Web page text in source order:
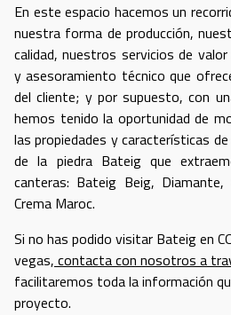
En este espacio hacemos un
nuestra forma de producción,
calidad, nuestros servicios de
y asesoramiento técnico que
del cliente; y por supuesto, con
hemos tenido la oportunidad de
las propiedades y características
de la piedra Bateig que
canteras: Bateig Beig,
Crema Maroc.
Si no has podido visitar Bateig en
vegas, contacta con nosotros a
facilitaremos toda la información
proyecto.